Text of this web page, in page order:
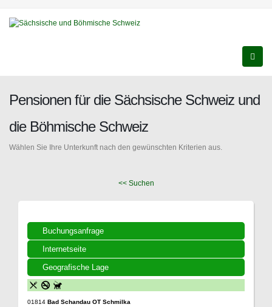
Pensionen für die Sächsische Schweiz und
die Böhmische Schweiz
Wählen Sie Ihre Unterkunft nach den gewünschten Kriterien aus.
<< Suchen
Buchungsanfrage
Internetseite
Geografische Lage
01814 Bad Schandau OT Schmilka